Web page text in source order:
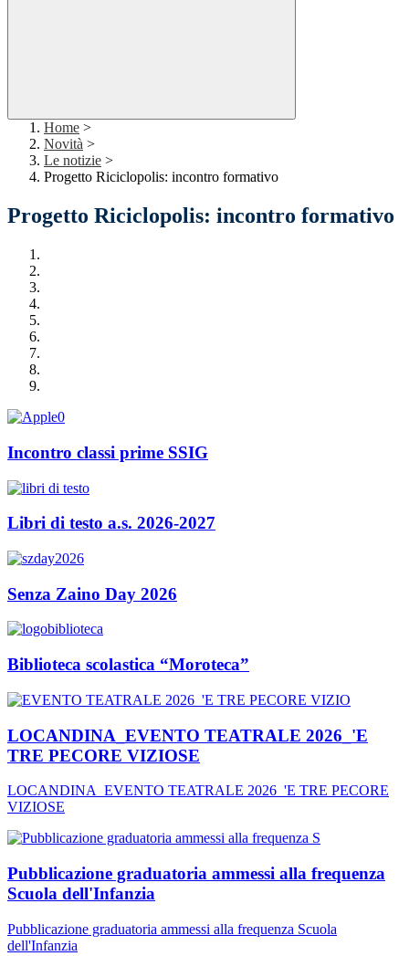
Home >
Novità >
Le notizie >
Progetto Riciclopolis: incontro formativo
Progetto Riciclopolis: incontro formativo
Incontro classi prime SSIG
Libri di testo a.s. 2026-2027
Senza Zaino Day 2026
Biblioteca scolastica “Moroteca”
LOCANDINA_EVENTO TEATRALE 2026_'E
TRE PECORE VIZIOSE
LOCANDINA_EVENTO TEATRALE 2026_'E TRE PECORE
VIZIOSE
Pubblicazione graduatoria ammessi alla frequenza
Scuola dell'Infanzia
Pubblicazione graduatoria ammessi alla frequenza Scuola
dell'Infanzia